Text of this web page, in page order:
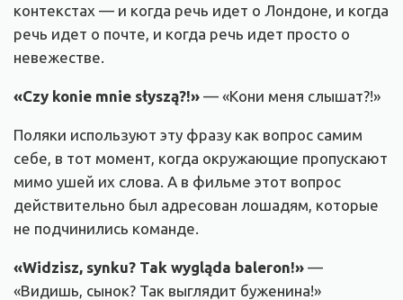
контекстах — и когда речь идет о Лондоне, и когда
речь идет о почте, и когда речь идет просто о
невежестве.
«Czy konie mnie słyszą?!» — «Кони меня слышат?!»
Поляки используют эту фразу как вопрос самим
себе, в тот момент, когда окружающие пропускают
мимо ушей их слова. А в фильме этот вопрос
действительно был адресован лошадям, которые
не подчинились команде.
«Widzisz, synku? Tak wygląda baleron!» —
«Видишь, сынок? Так выглядит буженина!»